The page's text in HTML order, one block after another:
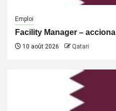
Emploi
Facility Manager – acciona
10 août 2026 Qatari